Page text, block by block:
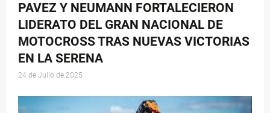
PAVEZ Y NEUMANN FORTALECIERON
LIDERATO DEL GRAN NACIONAL DE
MOTOCROSS TRAS NUEVAS VICTORIAS
EN LA SERENA
24 de Julio de 2025